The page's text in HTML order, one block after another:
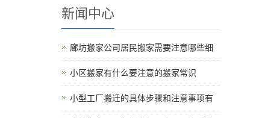
新闻中心
廊坊搬家公司居民搬家需要注意哪些细
小区搬家有什么要注意的搬家常识
小型工厂搬迁的具体步骤和注意事项有